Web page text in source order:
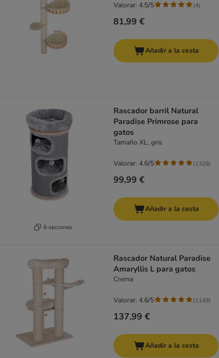
81,99 €
Valorar: 4.5/5 (4)
Añadir a la cesta
6 opciones
Rascador barril Natural
Paradise Primrose para
gatos
Tamaño XL, gris
99,99 €
Valorar: 4.6/5 (1328)
Añadir a la cesta
Rascador Natural Paradise
Amaryllis L para gatos
Crema
137,99 €
Valorar: 4.6/5 (1149)
Añadir a la cesta